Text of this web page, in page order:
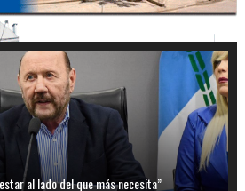
al lado del que más necesita”